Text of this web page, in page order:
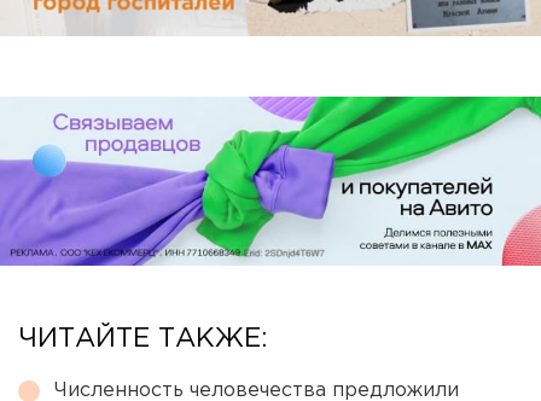
ЧИТАЙТЕ ТАКЖЕ:
Численность человечества предложили